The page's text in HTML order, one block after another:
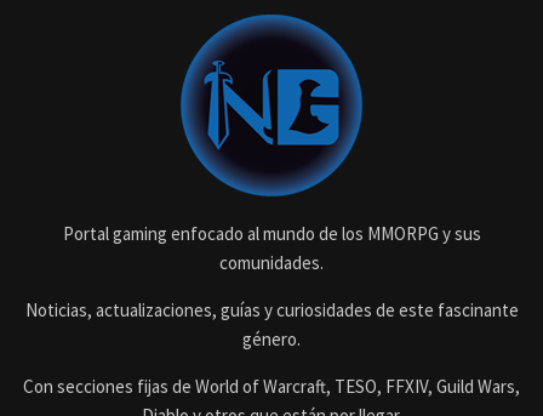
Portal gaming enfocado al mundo de los MMORPG y sus
comunidades.
Noticias, actualizaciones, guías y curiosidades de este fascinante
género.
Con secciones fijas de World of Warcraft, TESO, FFXIV, Guild Wars,